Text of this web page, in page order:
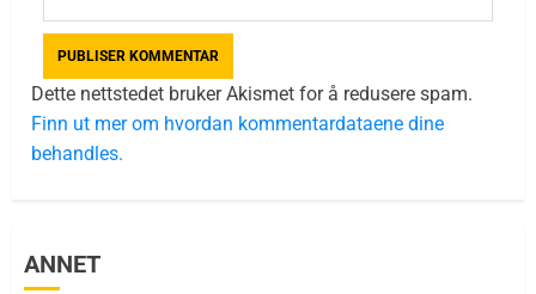
Dette nettstedet bruker Akismet for å redusere spam.
Finn ut mer om hvordan kommentardataene dine
behandles.
ANNET